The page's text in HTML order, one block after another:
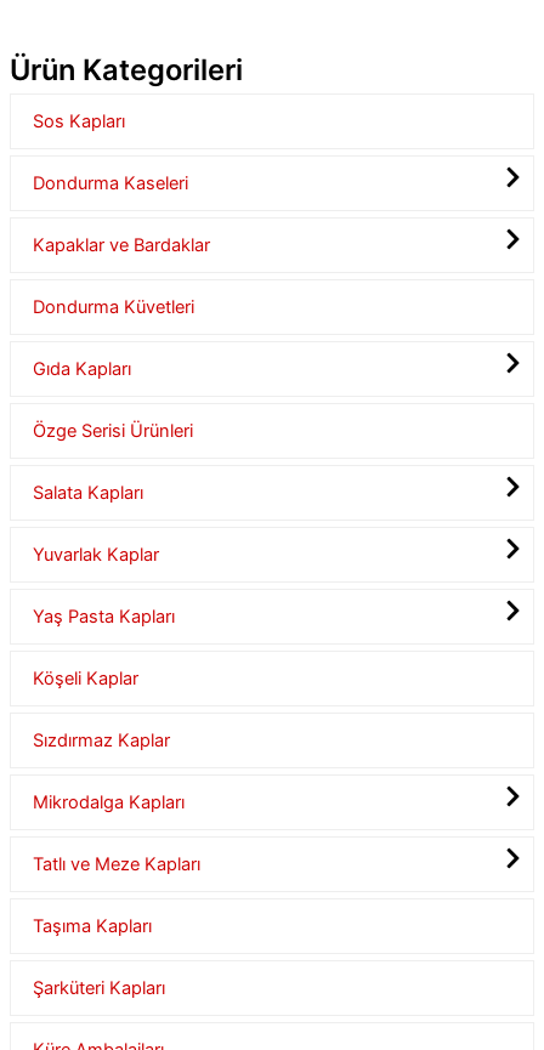
Ürün Kategorileri
Sos Kapları
Dondurma Kaseleri
Kapaklar ve Bardaklar
Dondurma Küvetleri
Gıda Kapları
Özge Serisi Ürünleri
Salata Kapları
Yuvarlak Kaplar
Yaş Pasta Kapları
Köşeli Kaplar
Sızdırmaz Kaplar
Mikrodalga Kapları
Tatlı ve Meze Kapları
Taşıma Kapları
Şarküteri Kapları